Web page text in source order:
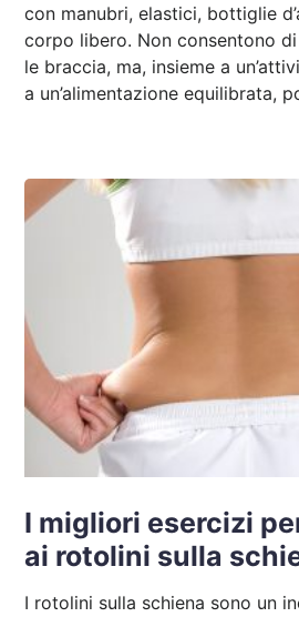
con manubri, elastici, bottiglie
corpo libero. Non consentono
le braccia, ma, insieme a
a un’alimentazione equilibrata,
I migliori esercizi
ai rotolini sulla
I rotolini sulla schiena sono un